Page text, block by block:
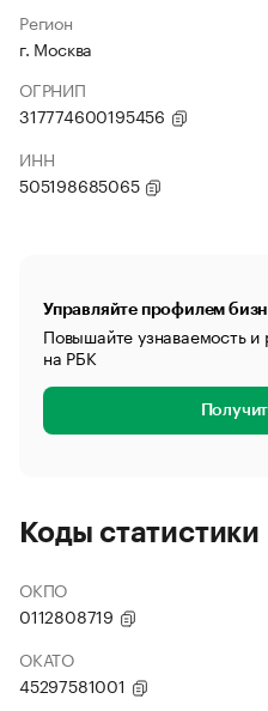
Регион
г. Москва
ОГРНИП
317774600195456
ИНН
505198685065
Управляйте профилем
Повышайте узнаваемость
на РБК
Коды статистики
ОКПО
0112808719
ОКАТО
45297581001